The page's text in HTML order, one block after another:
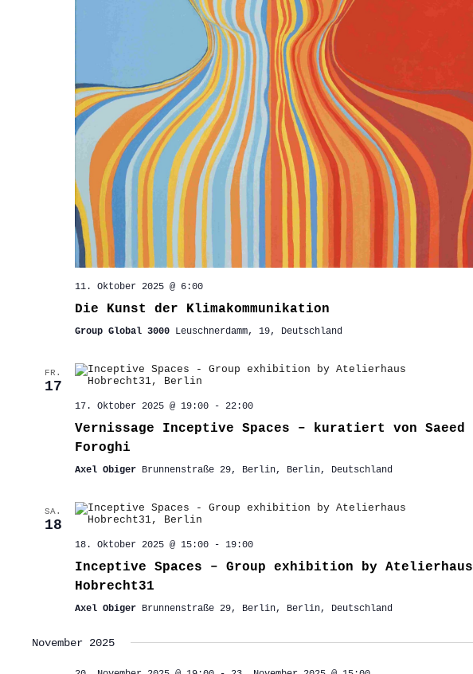
11. Oktober 2025 @ 6:00
Die Kunst der Klimakommunikation
Group Global 3000 Leuschnerdamm, 19, Deutschland
FR.
17
17. Oktober 2025 @ 19:00- 22:00
Vernissage Inceptive Spaces – kuratiert von Saeed
Foroghi
Axel Obiger Brunnenstraße 29, Berlin, Berlin, Deutschland
SA.
18
18. Oktober 2025 @ 15:00- 19:00
Inceptive Spaces – Group exhibition by Atelierhaus
Hobrecht31
Axel Obiger Brunnenstraße 29, Berlin, Berlin, Deutschland
November 2025